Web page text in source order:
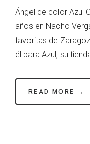
Ángel de color Azul
años en Nacho
favoritas de
él para Azul, su
READ MORE →